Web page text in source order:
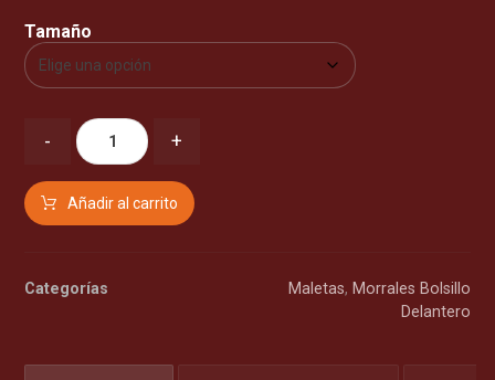
Tamaño
- +
Añadir al carrito
Categorías Maletas, Morrales Bolsillo
Delantero